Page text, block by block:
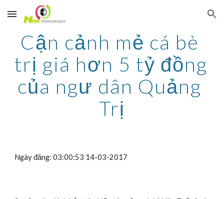
Skip to main content Skip to navigation
Cận cảnh mẻ cá bè
trị giá hơn 5 tỷ đồng
của ngư dân Quảng
Trị
Ngày đăng: 03:00:53 14-03-2017